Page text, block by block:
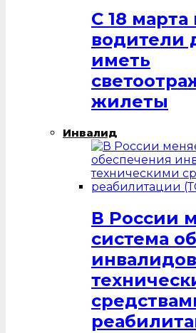
С 18 марта
водители
иметь
жилеты
Инвалид
В России
система
инвалидов